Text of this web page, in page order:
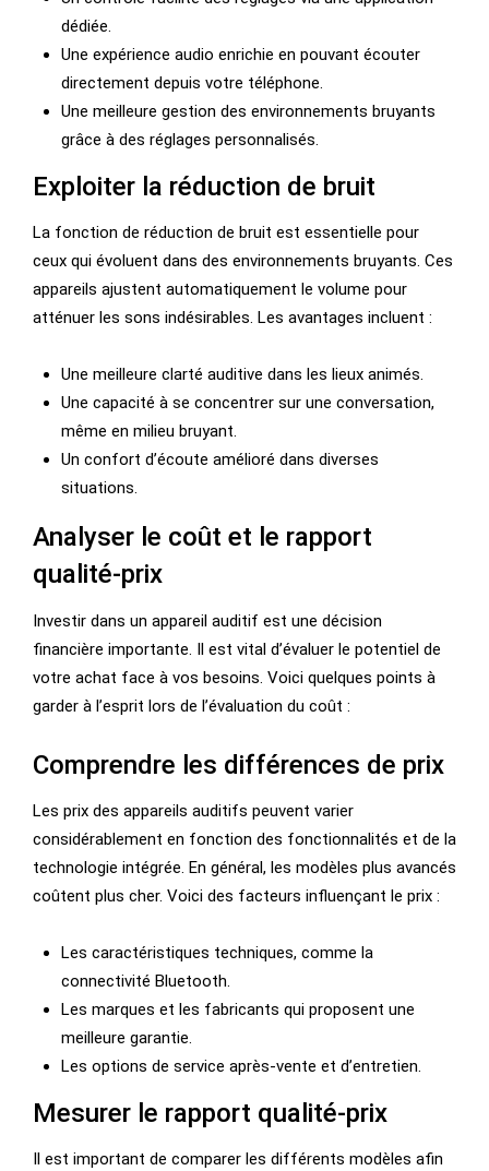
dédiée.
Une expérience audio enrichie en pouvant écouter
directement depuis votre téléphone.
Une meilleure gestion des environnements bruyants
grâce à des réglages personnalisés.
Exploiter la réduction de bruit
La fonction de réduction de bruit est essentielle pour
ceux qui évoluent dans des environnements bruyants. Ces
appareils ajustent automatiquement le volume pour
atténuer les sons indésirables. Les avantages incluent :
Une meilleure clarté auditive dans les lieux animés.
Une capacité à se concentrer sur une conversation,
même en milieu bruyant.
Un confort d’écoute amélioré dans diverses
situations.
Analyser le coût et le rapport
qualité-prix
Investir dans un appareil auditif est une décision
financière importante. Il est vital d’évaluer le potentiel de
votre achat face à vos besoins. Voici quelques points à
garder à l’esprit lors de l’évaluation du coût :
Comprendre les différences de prix
Les prix des appareils auditifs peuvent varier
considérablement en fonction des fonctionnalités et de la
technologie intégrée. En général, les modèles plus avancés
coûtent plus cher. Voici des facteurs influençant le prix :
Les caractéristiques techniques, comme la
connectivité Bluetooth.
Les marques et les fabricants qui proposent une
meilleure garantie.
Les options de service après-vente et d’entretien.
Mesurer le rapport qualité-prix
Il est important de comparer les différents modèles afin